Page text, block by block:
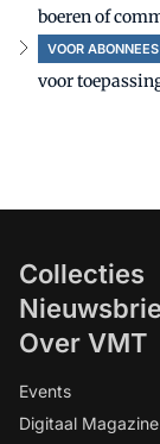
boeren of
VOOR ABONNEES
voor
Collecties
Over VMT
Events
Digitaal Magazine